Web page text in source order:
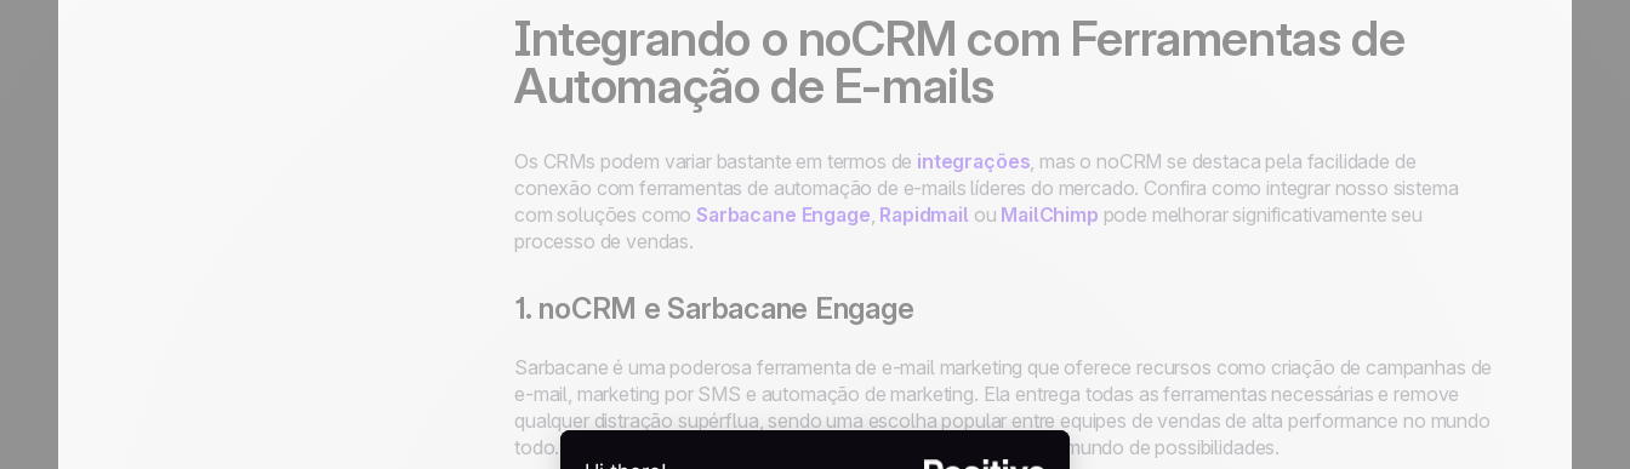
Integrando o noCRM com Ferramentas de
Automação de E-mails
Os CRMs podem variar bastante em termos de integrações, mas o noCRM se destaca pela facilidade de
conexão com ferramentas de automação de e-mails líderes do mercado. Confira como integrar nosso sistema
com soluções comoSarbacane Engage, Rapidmailou MailChimp pode melhorar significativamente seu
processo de vendas.
1. noCRM e Sarbacane Engage
Sarbacane é uma poderosa ferramenta de e-mail marketing que oferece recursos como criação de campanhas de
e-mail, marketing por SMS e automação de marketing. Ela entrega todas as ferramentas necessárias e remove
qualquer distração supérflua, sendo uma escolha popular entre equipes de vendas de alta performance no mundo
todo.
, abrindo um mundo de possibilidades.